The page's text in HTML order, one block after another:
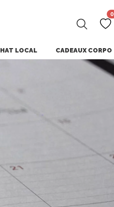
0
LOCAL CADEAUX CORPO